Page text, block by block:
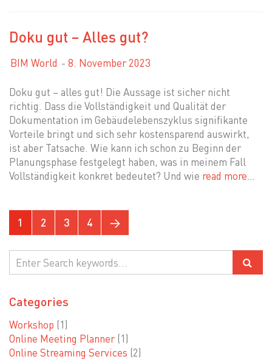
Doku gut – Alles gut?
BIM World 8. November 2023
Doku gut – alles gut! Die Aussage ist sicher nicht
richtig. Dass die Vollständigkeit und Qualität der
Dokumentation im Gebäudelebenszyklus signifikante
Vorteile bringt und sich sehr kostensparend auswirkt,
ist aber Tatsache. Wie kann ich schon zu Beginn der
Planungsphase festgelegt haben, was in meinem Fall
Vollständigkeit konkret bedeutet? Und wie read more…
1 2 3 4 →
Categories
Workshop (1)
Online Meeting Planner (1)
Online Streaming Services (2)